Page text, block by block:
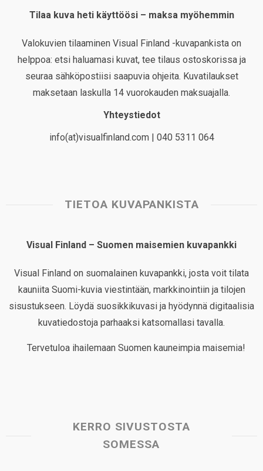
Tilaa kuva heti käyttöösi – maksa myöhemmin
Valokuvien tilaaminen Visual Finland -kuvapankista on
helppoa: etsi haluamasi kuvat, tee tilaus ostoskorissa ja
seuraa sähköpostiisi saapuvia ohjeita. Kuvatilaukset
maksetaan laskulla 14 vuorokauden maksuajalla.
Yhteystiedot
info(at)visualfinland.com | 040 5311 064
TIETOA KUVAPANKISTA
Visual Finland – Suomen maisemien kuvapankki
Visual Finland on suomalainen kuvapankki, josta voit tilata
kauniita Suomi-kuvia viestintään, markkinointiin ja tilojen
sisustukseen. Löydä suosikkikuvasi ja hyödynnä digitaalisia
kuvatiedostoja parhaaksi katsomallasi tavalla.
Tervetuloa ihailemaan Suomen kauneimpia maisemia!
KERRO SIVUSTOSTA
SOMESSA